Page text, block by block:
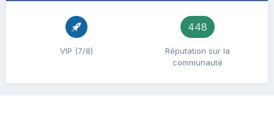
VIP (7/8)
448
Réputation sur la
communauté